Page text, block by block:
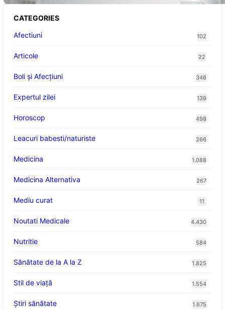
CATEGORIES
Afectiuni
102
Articole 22
Boli și Afecțiuni 346
Expertul zilei 139
Horoscop 498
Leacuri babesti/naturiste 266
Medicina 1.088
Medicina Alternativa 267
Mediu curat 11
Noutati Medicale 4.430
Nutritie 584
Sănătate de la A la Z 1.825
Stil de viaţă 1.554
Ştiri sănătate 1.675